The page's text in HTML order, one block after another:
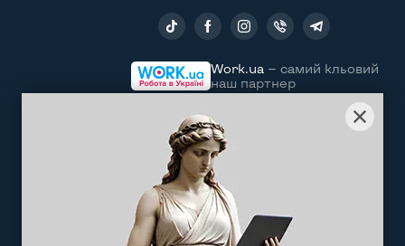
Work.ua — самий кльовий
наш партнер